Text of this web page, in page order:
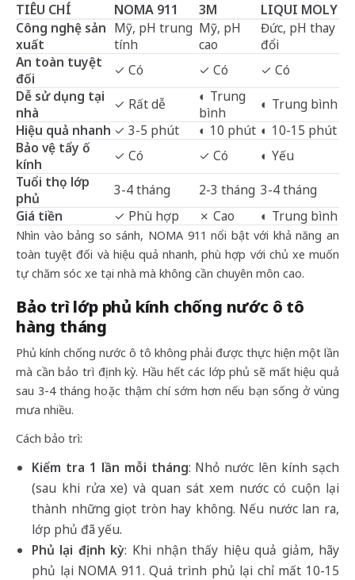
TIÊU CHÍ NOMA 911 3M
LIQUI MOLY
Công nghệ sản
xuất
Mỹ, pH trung
tính
Mỹ, pH
cao
Đức, pH thay
đổi
An toàn tuyệt
đối
✓ Có ✓ Có
✓ Có
Dễ sử dụng tại
nhà
✓ Rất dễ
◐ Trung
bình
◐ Trung bình
Hiệu quả nhanh ✓ 3-5 phút ◐ 10 phút ◐ 10-15 phút
Bảo vệ tẩy ố
kính
✓ Có ✓ Có
◐ Yếu
Tuổi thọ lớp
phủ
3-4 tháng 2-3 tháng 3-4 tháng
Giá tiền
✓ Phù hợp ✗ Cao ◐ Trung bình
Nhìn vào bảng so sánh, NOMA 911 nổi bật với khả năng an
toàn tuyệt đối và hiệu quả nhanh, phù hợp với chủ xe muốn
tự chăm sóc xe tại nhà mà không cần chuyên môn cao.
Bảo trì lớp phủ kính chống nước ô tô
hàng tháng
Phủ kính chống nước ô tô không phải được thực hiện một lần
mà cần bảo trì định kỳ. Hầu hết các lớp phủ sẽ mất hiệu quả
sau 3-4 tháng hoặc thậm chí sớm hơn nếu bạn sống ở vùng
mưa nhiều.
Cách bảo trì:
Kiểm tra 1 lần mỗi tháng: Nhỏ nước lên kính sạch
(sau khi rửa xe) và quan sát xem nước có cuộn lại
thành những giọt tròn hay không. Nếu nước lan ra,
lớp phủ đã yếu.
Phủ lại định kỳ: Khi nhận thấy hiệu quả giảm, hãy
phủ lại NOMA 911. Quá trình phủ lại chỉ mất 10-15